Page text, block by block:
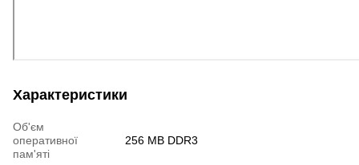
Характеристики
Об'єм
оперативної
пам'яті
256 MB DDR3